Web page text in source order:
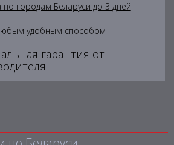
по городам Беларуси до 3 дней
удобным способом
гарантия от